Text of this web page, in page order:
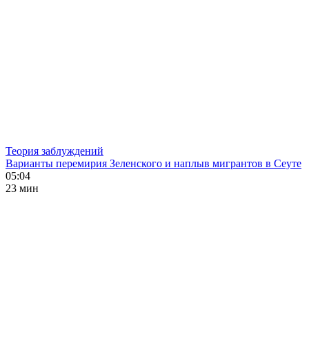
Теория заблуждений
Варианты перемирия Зеленского и наплыв мигрантов в Сеуте
05:04
23 мин